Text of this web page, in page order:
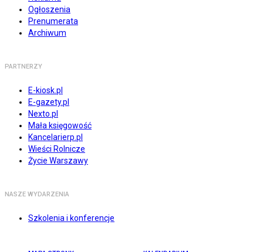
Ogłoszenia
Prenumerata
Archiwum
PARTNERZY
E-kiosk.pl
E-gazety.pl
Nexto.pl
Mała księgowość
Kancelarierp.pl
Wieści Rolnicze
Życie Warszawy
NASZE WYDARZENIA
Szkolenia i konferencje